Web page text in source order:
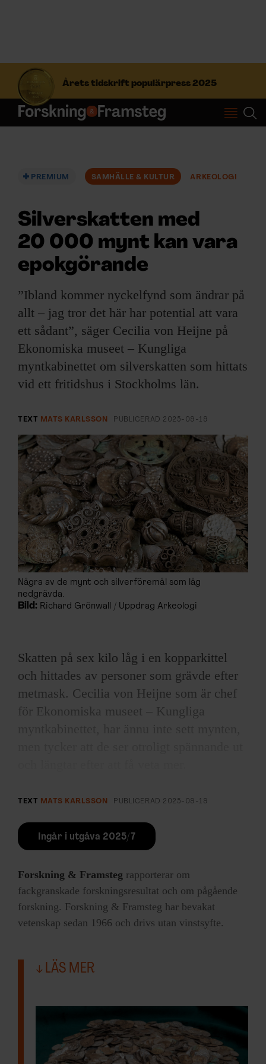
Årets tidskrift populärpress 2025
S
f
t
Prenumerera
ÄMNEN
ARKIV & E-TIDNING
LYSSNA/PODD
EVENEMANG & RESOR
SHOP
PRENUMERERA PÅ F&F
ANNONSERA I F&F
OM F&F
PREMIUM SAMHÄLLE & KULTUR ARKEOLOGI
Silverskatten med
20 000 mynt kan vara
epokgörande
”Ibland kommer nyckelfynd som ändrar på
allt – jag tror det här har potential att vara
ett sådant”, säger Cecilia von Heijne på
Ekonomiska museet – Kungliga
myntkabinettet om silverskatten som hittats
vid ett fritidshus i Stockholms län.
TEXT MATS KARLSSON PUBLICERAD 2025-09-19
Några av de mynt och silverföremål som låg
nedgrävda.
Bild: Richard Grönwall / Uppdrag Arkeologi
Skatten på sex kilo låg i en kopparkittel
och hittades av personer som grävde efter
metmask. Cecilia von Heijne som är chef
för Ekonomiska museet – Kungliga
– Ibland kommer nyckelfynd som ändrar
Spillings på Gotland. Jag tror det här har
potential att vara ett sådant, säger hon.
Bild:Erik Lernestål,
Statens historiska museer
Upphittarna rapporterade in fyndet till
TEXT MATS KARLSSON PUBLICERAD 2025-09-19
Ingår i utgåva 2025/7
Forskning & Framsteg rapporterar om
fackgranskade forskningsresultat och om pågående
forskning. Forskning & Framsteg har bevakat
vetenskap sedan 1966 och drivs utan vinstsyfte.
LÄS MER